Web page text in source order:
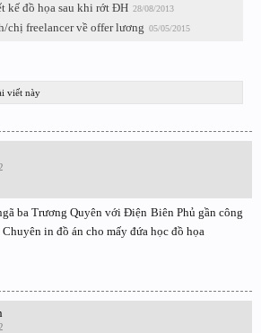
kế đồ họa sau khi rớt ĐH 28/08/2013
chị freelancer về offer lương 05/05/2015
viết này
ba Trương Quyên với Điện Biên Phủ gần công
in đồ án cho mấy đứa học đồ họa